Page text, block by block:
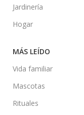
Jardinería
Hogar
MÁS LEÍDO
Vida familiar
Mascotas
Rituales